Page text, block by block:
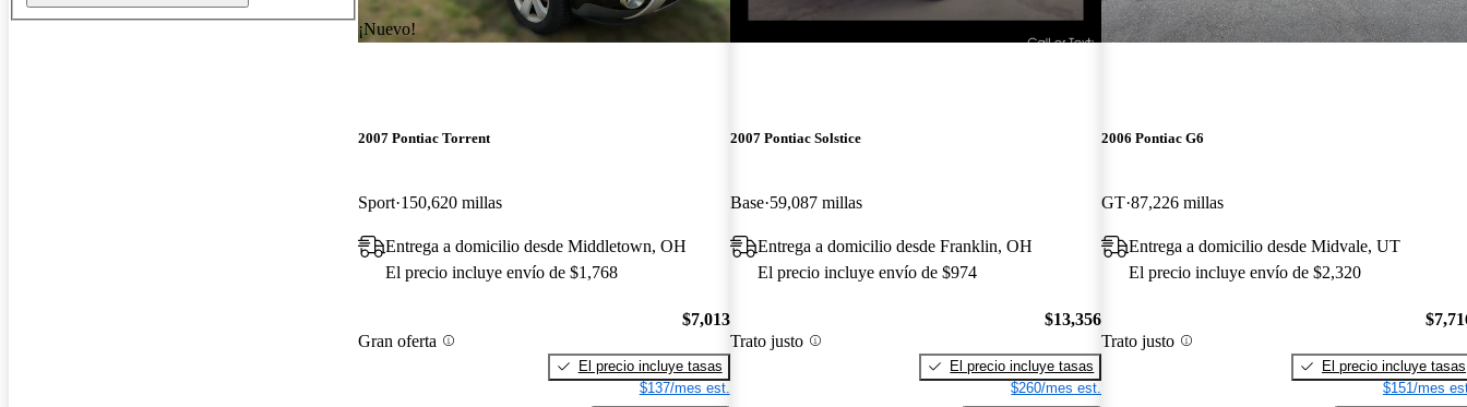
¡Nuevo!
2007 Pontiac Torrent
Sport 150,620 millas
Entrega a domicilio desde Middletown, OH
El precio incluye envío de $1,768
Gran oferta
$7,013
El precio incluye tasas
$137/mes est.
2007 Pontiac Solstice
Base 59,087 millas
Entrega a domicilio desde Franklin, OH
El precio incluye envío de $974
Trato justo
$13,356
El precio incluye tasas
$260/mes est.
2006 Pontiac G6
GT 87,226 millas
Entrega a domicilio desde Midvale, UT
El precio incluye envío de $2,320
Trato justo
El precio incluye tasas
$151/mes